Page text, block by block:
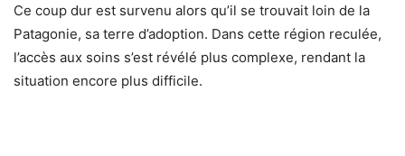
Ce coup dur est survenu alors qu’il se trouvait loin de la
Patagonie, sa terre d’adoption. Dans cette région reculée,
l’accès aux soins s’est révélé plus complexe, rendant la
situation encore plus difficile.